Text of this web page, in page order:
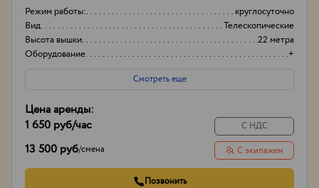
Режим работы:
круглосуточно
Вид
Телескопические
Высота вышки
22 метра
Оборудование
+
Смотреть еще
Цена аренды:
1 650 руб/час
13 500 руб/смена
С НДС
С экипажем
Позвонить